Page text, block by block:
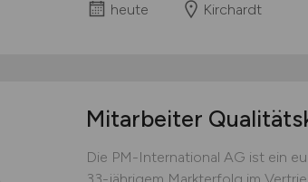
heute Kirchardt
Mitarbeiter
Die PM-International AG ist ein